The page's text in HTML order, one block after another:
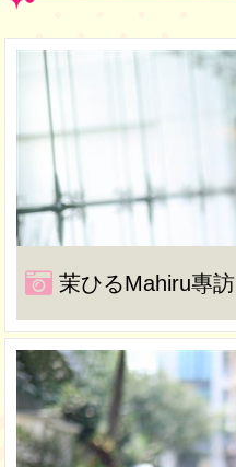
茉ひるMahiru專訪